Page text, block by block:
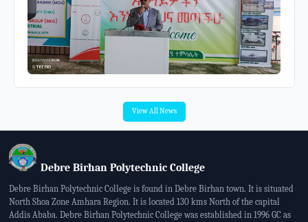
View All News
Debre Birhan Polytechnic College
Debre Birhan Polytechnic College is found in Debre Birhan town. It is situated
North Shoa Zone Amhara Region. It is located 130 kms North of the capital
Addis Ababa. Debre Birhan Polytechnic College was established in 1996 GC as